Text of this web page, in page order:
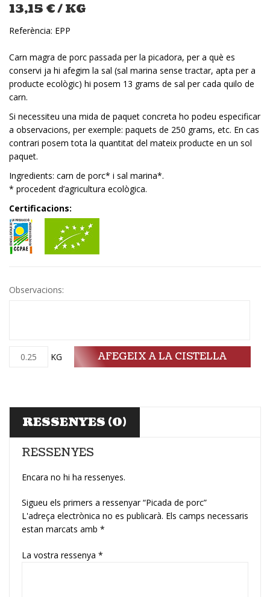
13,15 €/ KG
Referència: EPP
Carn magra de porc passada per la picadora, per a què es
conservi ja hi afegim la sal (sal marina sense tractar, apta per a
producte ecològic) hi posem 13 grams de sal per cada quilo de
carn.
Si necessiteu una mida de paquet concreta ho podeu especificar
a observacions, per exemple: paquets de 250 grams, etc. En cas
contrari posem tota la quantitat del mateix producte en un sol
paquet.
Ingredients: carn de porc* i sal marina*.
* procedent d’agricultura ecològica.
Certificacions:
Observacions:
Quantitat KG AFEGEIX A LA CISTELLA
RESSENYES (0)
RESSENYES
Encara no hi ha ressenyes.
Sigueu els primers a ressenyar “Picada de porc”
L'adreça electrònica no es publicarà. Els camps necessaris
estan marcats amb *
La vostra ressenya *